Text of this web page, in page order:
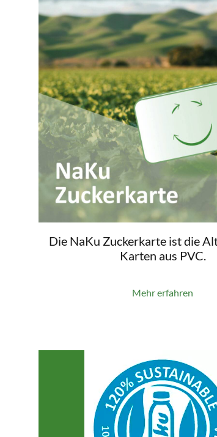
Die NaKu Zuckerkarte ist die
Karten aus PVC.
Mehr erfahren